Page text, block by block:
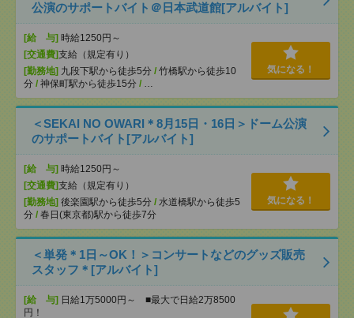
公演のサポートバイト＠日本武道館[アルバイト]
[給 与] 時給1250円～
[交通費]支給（規定有り）
[勤務地] 九段下駅から徒歩5分 / 竹橋駅から徒歩10
分 / 神保町駅から徒歩15分 / …
気になる！
＜SEKAI NO OWARI＊8月15日・16日＞ドーム公演
のサポートバイト[アルバイト]
[給 与] 時給1250円～
[交通費]支給（規定有り）
[勤務地] 後楽園駅から徒歩5分 / 水道橋駅から徒歩5
分 / 春日(東京都)駅から徒歩7分
気になる！
＜単発＊1日～OK！＞コンサートなどのグッズ販売
スタッフ＊[アルバイト]
[給 与] 日給1万5000円～ ■最大で日給2万8500
円！